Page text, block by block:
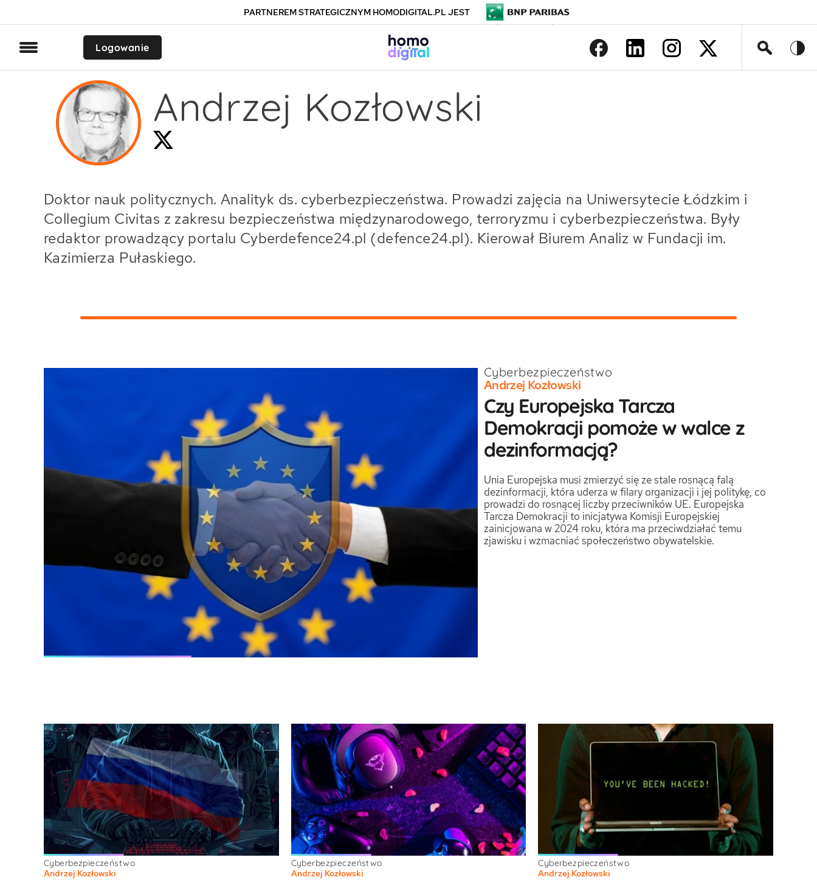
PARTNEREM STRATEGICZNYM HOMODIGITAL.PL JEST
Logowanie
Andrzej Kozłowski
Doktor nauk politycznych. Analityk ds. cyberbezpieczeństwa. Prowadzi zajęcia na Uniwersytecie Łódzkim i
Collegium Civitas z zakresu bezpieczeństwa międzynarodowego, terroryzmu i cyberbezpieczeństwa. Były
redaktor prowadzący portalu Cyberdefence24.pl (defence24.pl). Kierował Biurem Analiz w Fundacji im.
Kazimierza Pułaskiego.
Cyberbezpieczeństwo
Andrzej Kozłowski
Czy Europejska Tarcza
Demokracji pomoże w walce z
dezinformacją?
Unia Europejska musi zmierzyć się ze stale rosnącą falą
dezinformacji, która uderza w filary organizacji i jej politykę, co
prowadzi do rosnącej liczby przeciwników UE. Europejska
Tarcza Demokracji to inicjatywa Komisji Europejskiej
zainicjowana w 2024 roku, która ma przeciwdziałać temu
zjawisku i wzmacniać społeczeństwo obywatelskie.
Cyberbezpieczeństwo
Andrzej Kozłowski
Cyberbezpieczeństwo
Andrzej Kozłowski
Cyberbezpieczeństwo
Andrzej Kozłowski